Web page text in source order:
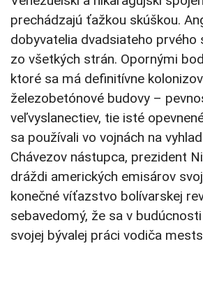
prechádzajú ťažkou skúškou.
dobyvatelia dvadsiateho
zo všetkých strán. Opornými
ktoré sa má definitívne
železobetónové budovy –
veľvyslanectiev, tie isté
sa používali vo vojnách na
Chávezov nástupca, prezident
dráždi amerických emisárov
konečné víťazstvo bolívarskej
sebavedomý, že sa v
svojej bývalej práci vodiča